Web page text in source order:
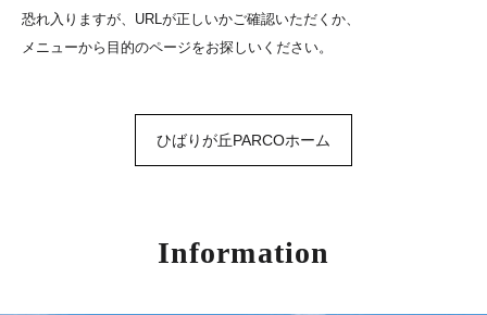
恐れ入りますが、URLが正しいかご確認いただくか、
メニューから目的のページをお探しいください。
ひばりが丘PARCOホーム
Information